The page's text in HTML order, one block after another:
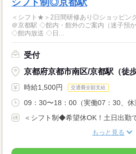
シフト制◎京都駅
＜シフト★＞2日間研修あり◎ショッピン
＠京都駅 ◇館内・館外のご案内（迷子預かり等） ◇落とし物の管理
◇館内放送 ◇日...
受付
京都府京都市南区/京都駅（徒歩
時給1,500円 交通費全額支給
09：30〜18：00（実働07：30、
＜シフト制◆希望休OK！土日出勤
もっと見る